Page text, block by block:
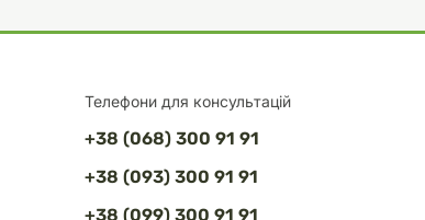
Телефони для консультацій
+38 (068) 300 91 91
+38 (093) 300 91 91
+38 (099) 300 91 91